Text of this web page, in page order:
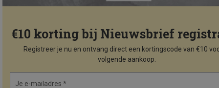
€10 korting bij Nieuwsbrief
Registreer je nu en ontvang direct een kortingscode van €10
volgende aankoop.
Je e-mailadres *